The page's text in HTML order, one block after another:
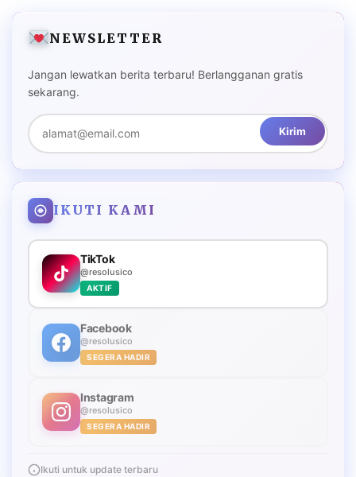
NEWSLETTER
Jangan lewatkan berita terbaru! Berlangganan gratis
sekarang.
Kirim
IKUTI KAMI
TikTok
@resolusico
AKTIF
Facebook
@resolusico
SEGERA HADIR
Instagram
@resolusico
SEGERA HADIR
Ikuti untuk update terbaru